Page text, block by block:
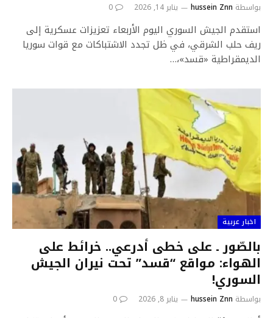
بواسطة hussein Znn يناير 14, 2026 0
استقدم الجيش السوري اليوم الأربعاء تعزيزات عسكرية إلى
ريف حلب الشرقي، في ظل تجدد الاشتباكات مع قوات سوريا
الديمقراطية «قسد»،…
اخبار عربية
بالصّور ـ على خطى أدرعي.. خرائط على
الهواء: مواقع “قسد” تحت نيران الجيش
السوري!
بواسطة hussein Znn يناير 8, 2026 0